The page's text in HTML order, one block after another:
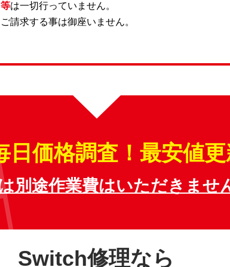
は一切行っていません。
請求する事は御座いません。
日価格調査！最安値更
別途作業費はいただきませ
Switch修理なら